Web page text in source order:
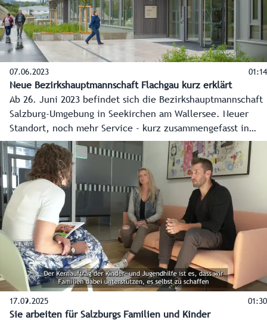
07.06.2023 01:14
Neue Bezirkshauptmannschaft Flachgau kurz erklärt
Ab 26. Juni 2023 befindet sich die Bezirkshauptmannschaft
Salzburg-Umgebung in Seekirchen am Wallersee. Neuer
Standort, noch mehr Service - kurz zusammengefasst in
diesem Video.
17.09.2025 01:30
Sie arbeiten für Salzburgs Familien und Kinder